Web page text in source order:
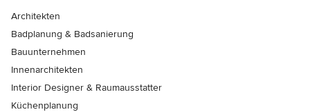
Architekten
Badplanung & Badsanierung
Bauunternehmen
Innenarchitekten
Interior Designer & Raumausstatter
Küchenplanung